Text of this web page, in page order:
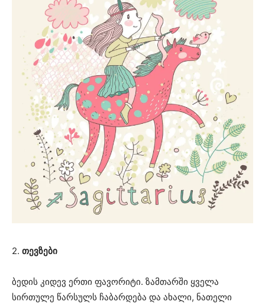
2. თევზები
ბედის კიდევ ერთი ფავორიტი. ზამთარში ყველა
სირთულე წარსულს ჩაბარდება და ახალი, ნათელი